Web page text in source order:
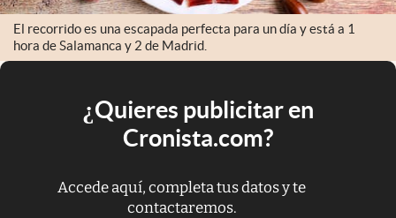
El recorrido es una escapada perfecta para un día y está a 1
hora de Salamanca y 2 de Madrid.
¿Quieres publicitar en
Cronista.com?
Accede aquí, completa tus datos y te
contactaremos.